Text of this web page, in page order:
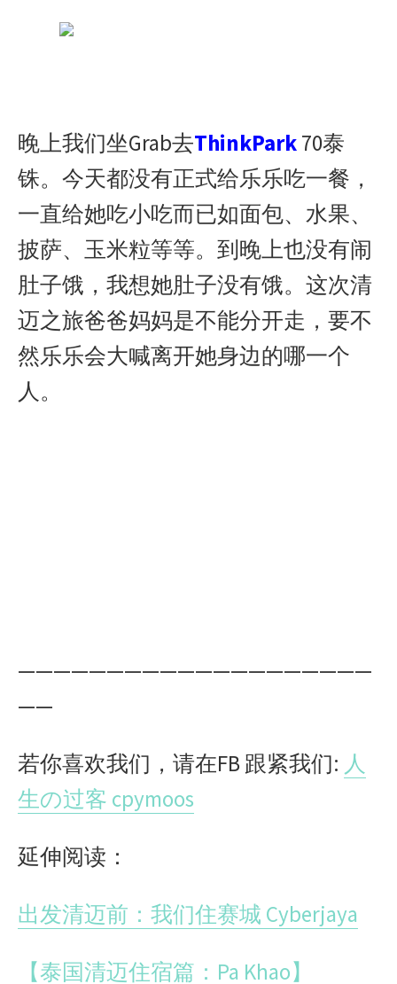
晚上我们坐Grab去ThinkPark70泰
铢。今天都没有正式给乐乐吃一餐，
一直给她吃小吃而已如面包、水果、
披萨、玉米粒等等。到晚上也没有闹
肚子饿，我想她肚子没有饿。这次清
迈之旅爸爸妈妈是不能分开走，要不
然乐乐会大喊离开她身边的哪一个
人。
————————————————————
——
若你喜欢我们，请在FB 跟紧我们: 人
生の过客 cpymoos
延伸阅读：
出发清迈前：我们住赛城 Cyberjaya
【泰国清迈住宿篇：Pa Khao】